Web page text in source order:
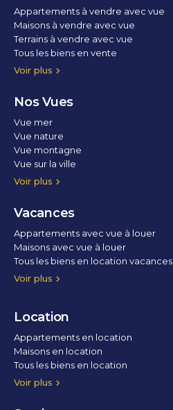
Voir plus
Appartements à vendre avec vue
Maisons à vendre avec vue
Terrains à vendre avec vue
Tous les biens en vente
Nos Vues
Voir plus
Vue mer
Vue nature
Vue montagne
Vue sur la ville
Vue parc
Vue fleuve
Vue lac
Vue marina / port
Vacances
Voir plus
Appartements avec vue à louer
Maisons avec vue à louer
Tous les biens en location vacances
Location
Voir plus
Appartements en location
Maisons en location
Tous les biens en location